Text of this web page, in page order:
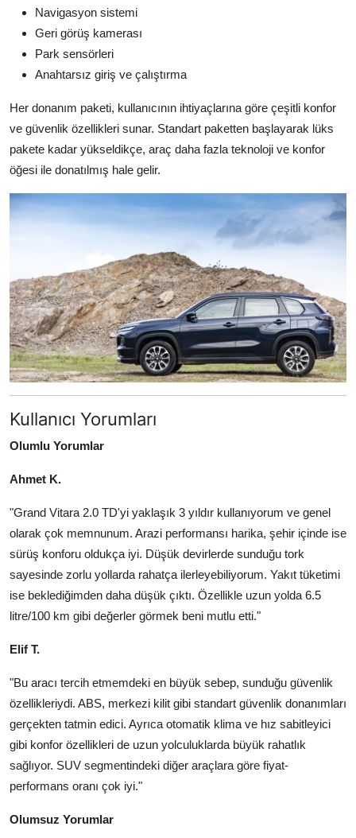
Navigasyon sistemi
Geri görüş kamerası
Park sensörleri
Anahtarsız giriş ve çalıştırma
Her donanım paketi, kullanıcının ihtiyaçlarına göre çeşitli konfor
ve güvenlik özellikleri sunar. Standart paketten başlayarak lüks
pakete kadar yükseldikçe, araç daha fazla teknoloji ve konfor
öğesi ile donatılmış hale gelir.
Kullanıcı Yorumları
Olumlu Yorumlar
Ahmet K.
"Grand Vitara 2.0 TD'yi yaklaşık 3 yıldır kullanıyorum ve genel
olarak çok memnunum. Arazi performansı harika, şehir içinde ise
sürüş konforu oldukça iyi. Düşük devirlerde sunduğu tork
sayesinde zorlu yollarda rahatça ilerleyebiliyorum. Yakıt tüketimi
ise beklediğimden daha düşük çıktı. Özellikle uzun yolda 6.5
litre/100 km gibi değerler görmek beni mutlu etti."
Elif T.
"Bu aracı tercih etmemdeki en büyük sebep, sunduğu güvenlik
özellikleriydi. ABS, merkezi kilit gibi standart güvenlik donanımları
gerçekten tatmin edici. Ayrıca otomatik klima ve hız sabitleyici
gibi konfor özellikleri de uzun yolculuklarda büyük rahatlık
sağlıyor. SUV segmentindeki diğer araçlara göre fiyat-
performans oranı çok iyi."
Olumsuz Yorumlar